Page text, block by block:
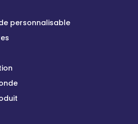
personnalisable